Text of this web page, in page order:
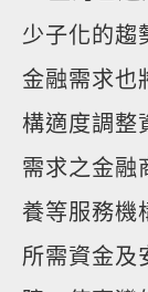
少子化的趨
金融需求也
構適度調整
需求之金融
養等服務機
所需資金及